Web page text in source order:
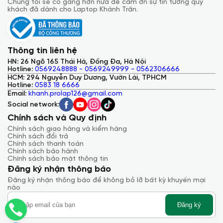
ra video DisplayPort. Ngoài ra với trình đọc dấu vân tay vào
nút nguồn cho phép bạn đăng nhập chỉ với một cú nhấn nhẹ.
Bàn phím và Touchpad
Do máy quá mỏng nên hành trình phím do đó cũng ngắn hơn
chỉ là 1,2 mm nhưng bù lại nó cung cấp 72 phản hồi lực khác
Chúng tôi sẽ cố gắng hơn nữa để cảm ơn sự tin tưởng quý
khách đã dành cho Laptop Khánh Trần.
Thông tin liên hệ
HN: 26 Ngõ 165 Thái Hà, Đống Đa, Hà Nội
Hotline: 0569248888 - 0569249999 - 0562306666
HCM: 294 Nguyễn Duy Dương, Vườn Lài, TPHCM
Hotline: 0583 18 6666
Email: khanh.prolap126@gmail.com
Social network:
Chính sách và Quy định
Chính sách giao hàng và kiểm hàng
Chính sách đổi trả
Chính sách thanh toán
Chính sách bảo hành
Chính sách bảo mật thông tin
Đăng ký nhận thông báo
Đăng ký nhận thông báo để không bỏ lỡ bất kỳ khuyến mại
nào
Đăng ký